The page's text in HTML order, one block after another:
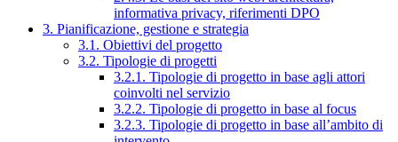
informativa privacy, riferimenti DPO
3. Pianificazione, gestione e strategia
3.1. Obiettivi del progetto
3.2. Tipologie di progetti
3.2.1. Tipologie di progetto in base agli attori
coinvolti nel servizio
3.2.2. Tipologie di progetto in base al focus
3.2.3. Tipologie di progetto in base all’ambito di